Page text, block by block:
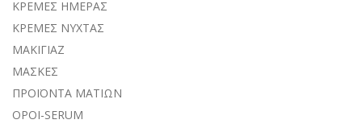
ΚΡΕΜΕΣ ΗΜΕΡΑΣ
ΚΡΕΜΕΣ ΝΥΧΤΑΣ
ΜΑΚΙΓΙΑΖ
ΜΑΣΚΕΣ
ΠΡΟΪΟΝΤΑ ΜΑΤΙΩΝ
ΟΡΟΙ-SERUM